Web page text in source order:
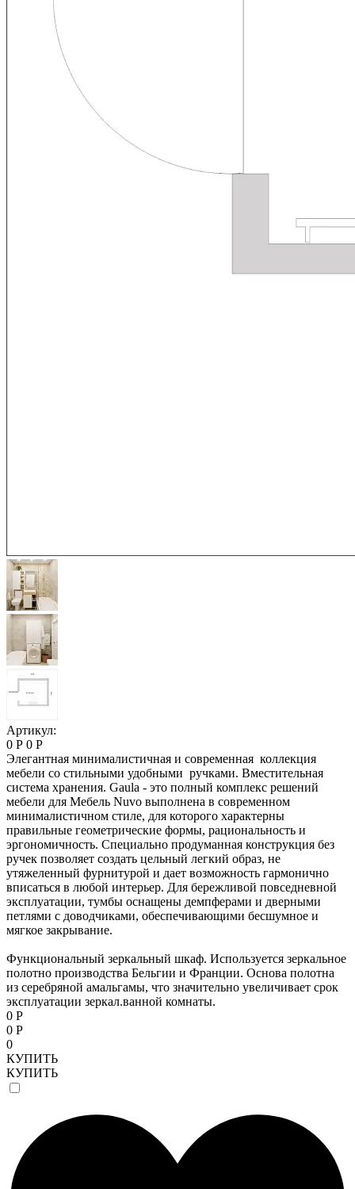
Артикул:
0 Р 0 Р
Элегантная минималистичная и современная коллекция
мебели со стильными удобными ручками. Вместительная
система хранения. Gaula - это полный комплекс решений
мебели для Мебель Nuvo выполнена в современном
минималистичном стиле, для которого характерны
правильные геометрические формы, рациональность и
эргономичность. Специально продуманная конструкция без
ручек позволяет создать цельный легкий образ, не
утяжеленный фурнитурой и дает возможность гармонично
вписаться в любой интерьер. Для бережливой повседневной
эксплуатации, тумбы оснащены демпферами и дверными
петлями с доводчиками, обеспечивающими бесшумное и
мягкое закрывание.
Функциональный зеркальный шкаф. Используется зеркальное
полотно производства Бельгии и Франции. Основа полотна
из серебряной амальгамы, что значительно увеличивает срок
эксплуатации зеркал.ванной комнаты.
0 Р
0 Р
0
КУПИТЬ
КУПИТЬ